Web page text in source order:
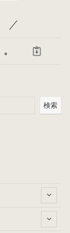
検索